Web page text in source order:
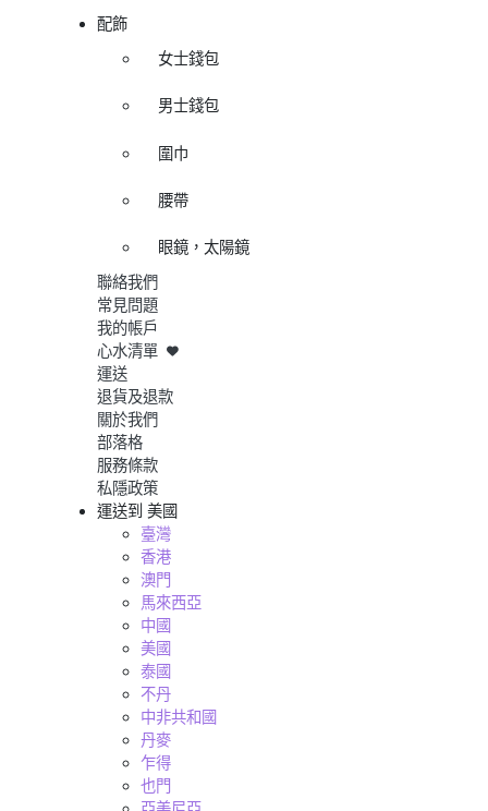
配飾
女士錢包
男士錢包
圍巾
腰帶
眼鏡，太陽鏡
聯絡我們
常見問題
我的帳戶
心水清單
運送
退貨及退款
關於我們
部落格
服務條款
私隱政策
運送到 美國
臺灣
香港
澳門
馬來西亞
中國
美國
泰國
不丹
中非共和國
丹麥
乍得
也門